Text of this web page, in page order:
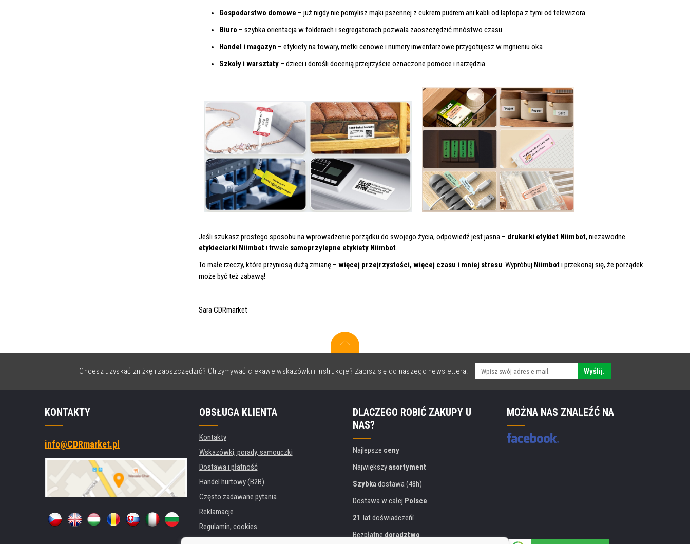
Gospodarstwo domowe – już nigdy nie pomylisz mąki pszennej z cukrem pudrem ani kabli od laptopa z tymi od telewizora
Biuro – szybka orientacja w folderach i segregatorach pozwala zaoszczędzić mnóstwo czasu
Handel i magazyn – etykiety na towary, metki cenowe i numery inwentarzowe przygotujesz w mgnieniu oka
Szkoły i warsztaty – dzieci i dorośli docenią przejrzyście oznaczone pomoce i narzędzia
Jeśli szukasz prostego sposobu na wprowadzenie porządku do swojego życia, odpowiedź jest jasna – drukarki etykiet Niimbot, niezawodne
etykieciarki Niimboti trwałe samoprzylepne etykiety Niimbot.
To małe rzeczy, które przyniosą dużą zmianę – więcej przejrzystości, więcej czasu i mniej stresu. Wypróbuj Niimboti przekonaj się, że porządek
może być też zabawą!
Sara CDRmarket
Chcesz uzyskać zniżkę i zaoszczędzić? Otrzymywać ciekawe wskazówki i instrukcje? Zapisz się do naszego newslettera. Wyślij.
KONTAKTY
info@CDRmarket.pl
OBSŁUGA KLIENTA
Kontakty
Wskazówki, porady, samouczki
Dostawa i płatność
Handel hurtowy (B2B)
Często zadawane pytania
Reklamacje
Regulamin, cookies
DLACZEGO ROBIĆ ZAKUPY U
NAS?
Najlepsze ceny
Największyasortyment
Szybkadostawa (48h)
Dostawa w całej Polsce
21 lat doświadczeńí
Bezpłatnedoradztwo
MOŻNA NAS ZNALEŹĆ NA